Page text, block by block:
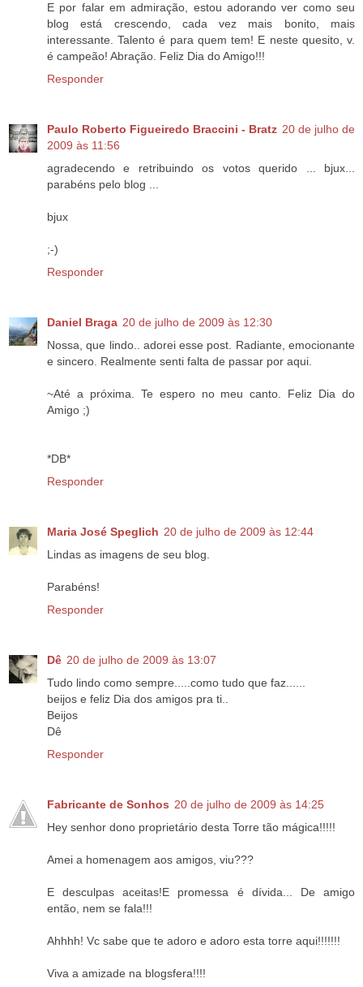
E por falar em admiração, estou adorando ver como seu
blog está crescendo, cada vez mais bonito, mais
interessante. Talento é para quem tem! E neste quesito, v.
é campeão! Abração. Feliz Dia do Amigo!!!
Responder
Paulo Roberto Figueiredo Braccini - Bratz 20 de julho de
2009 às 11:56
agradecendo e retribuindo os votos querido ... bjux...
parabéns pelo blog ...
bjux
;-)
Responder
Daniel Braga 20 de julho de 2009 às 12:30
Nossa, que lindo.. adorei esse post. Radiante, emocionante
e sincero. Realmente senti falta de passar por aqui.
~Até a próxima. Te espero no meu canto. Feliz Dia do
Amigo ;)
*DB*
Responder
Maria José Speglich 20 de julho de 2009 às 12:44
Lindas as imagens de seu blog.
Parabéns!
Responder
Dê 20 de julho de 2009 às 13:07
Tudo lindo como sempre.....como tudo que faz......
beijos e feliz Dia dos amigos pra ti..
Beijos
Dê
Responder
Fabricante de Sonhos 20 de julho de 2009 às 14:25
Hey senhor dono proprietário desta Torre tão mágica!!!!!
Amei a homenagem aos amigos, viu???
E desculpas aceitas!E promessa é dívida... De amigo
então, nem se fala!!!
Ahhhh! Vc sabe que te adoro e adoro esta torre aqui!!!!!!!
Viva a amizade na blogsfera!!!!